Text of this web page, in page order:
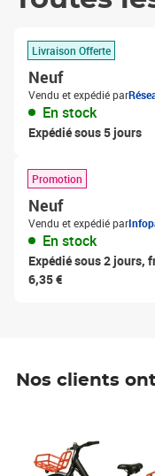
Livraison Offerte
Neuf
Vendu et expédié par
En stock
Expédié sous 5 jours
Promotion
Neuf
Vendu et expédié par
En stock
Expédié sous 2 jours,
6,35 €
Nos clients